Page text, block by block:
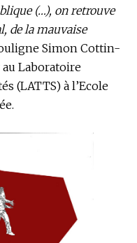
(…), on retrouve
de la mauvaise
Simon Cottin-
Laboratoire
(LATTS) à l’Ecole